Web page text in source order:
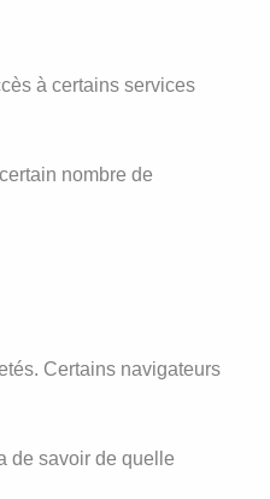
à certains services
nombre de
Certains navigateurs
de savoir de quelle